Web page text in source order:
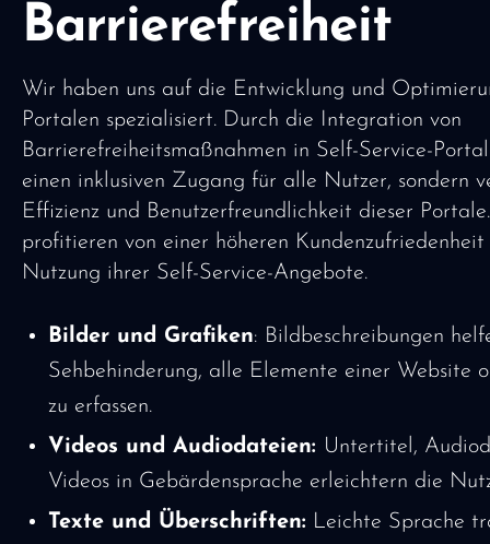
Barrierefreiheit
Wir haben uns auf die Entwicklung und
Portalen spezialisiert. Durch die Integration von
Barrierefreiheitsmaßnahmen in Self-Service-
einen inklusiven Zugang für alle Nutzer, sondern
Effizienz und Benutzerfreundlichkeit dieser
profitieren von einer höheren
Nutzung ihrer Self-Service-Angebote.
Bilder und Grafiken: Bildbeschreibungen
Sehbehinderung, alle Elemente einer Website
zu erfassen.
Videos und Audiodateien: Untertitel,
Videos in Gebärdensprache erleichtern die
Texte und Überschriften: Leichte Sprache